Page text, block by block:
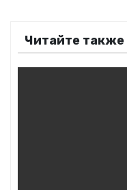
в
и
Читайте также